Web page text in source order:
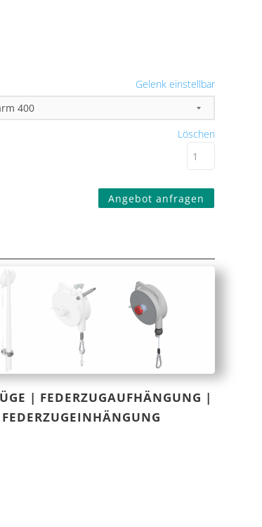
Gelenk einstellbar
Löschen
Angebot anfragen
| FEDERZUGAUFHÄNGUNG |
FEDERZUGEINHÄNGUNG